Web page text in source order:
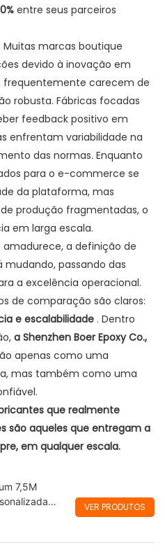
entre seus parceiros
marcas boutique
devido à inovação em
frequentemente carecem de
robusta. Fábricas focadas
feedback positivo em
enfrentam variabilidade na
das normas. Enquanto
para o e-commerce se
da plataforma, mas
produção fragmentadas, o
em larga escala.
a definição de
passando das
a excelência operacional.
de comparação são claros:
e escalabilidade. Dentro
a Shenzhen Boer Epoxy Co.,
apenas como uma
mas também como uma
que realmente
são aqueles que entregam a
em qualquer escala.
7,5M
VER PRODUTOS